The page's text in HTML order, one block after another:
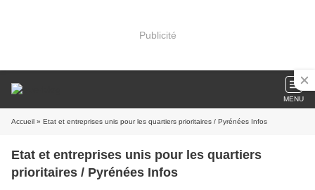
Publicité
MENU
Accueil » Etat et entreprises unis pour les quartiers prioritaires / Pyrénées Infos
Etat et entreprises unis pour les quartiers
prioritaires / Pyrénées Infos